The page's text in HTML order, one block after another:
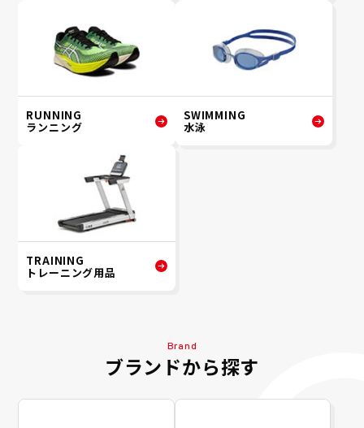
RUNNING
ランニング
SWIMMING
水泳
TRAINING
トレーニング用品
Brand
ブランドから探す